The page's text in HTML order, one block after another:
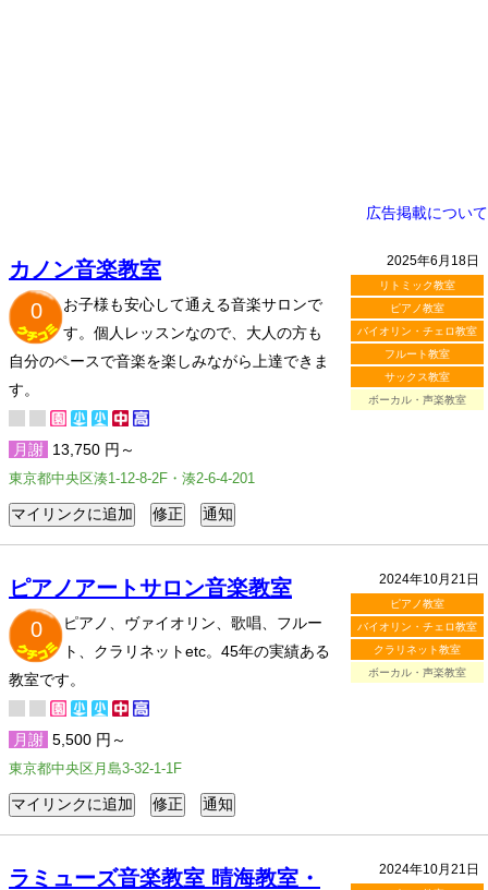
広告掲載について
2025年6月18日
リトミック教室
ピアノ教室
バイオリン・チェロ教室
フルート教室
サックス教室
ボーカル・声楽教室
カノン音楽教室
0
お子様も安心して通える音楽サロンで
す。個人レッスンなので、大人の方も
自分のペースで音楽を楽しみながら上達できま
す。
月謝 13,750 円～
東京都中央区湊1-12-8-2F・湊2-6-4-201
2024年10月21日
ピアノ教室
バイオリン・チェロ教室
クラリネット教室
ボーカル・声楽教室
ピアノアートサロン音楽教室
0
ピアノ、ヴァイオリン、歌唱、フルー
ト、クラリネットetc。45年の実績ある
教室です。
月謝 5,500 円～
東京都中央区月島3-32-1-1F
2024年10月21日
ラミューズ音楽教室 晴海教室・